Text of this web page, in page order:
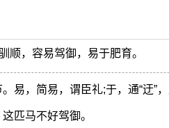
顺，容易驾御，易于肥育。
易，简易，谓臣礼;于，通“迂”
匹马不好驾御。